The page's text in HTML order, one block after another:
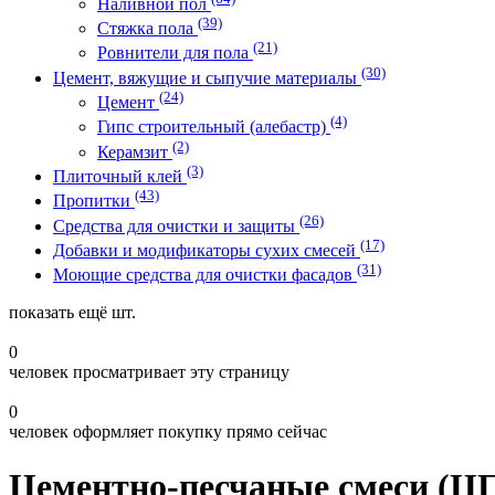
Стяжка пола (39)
Ровнители для пола (21)
Цемент, вяжущие и сыпучие материалы (30)
Цемент (24)
Гипс строительный (алебастр) (4)
Керамзит (2)
Плиточный клей (3)
Пропитки (43)
Средства для очистки и защиты (26)
Добавки и модификаторы сухих смесей (17)
Моющие средства для очистки фасадов (31)
показать ещё шт.
0
человек просматривает эту страницу
0
человек оформляет покупку прямо сейчас
Цементно-песчаные смеси